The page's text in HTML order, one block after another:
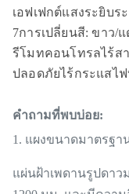
เอฟเฟกต์แสงระยิบร
7การเปลี่ยนสี: ขาว/แ
รีโมทคอนโทรลไร้ส
ปลอดภัยไร้กระแสไ
คำถามที่พบบ่อย:
1. แผงขนาดมาตรฐ
แผ่นฝ้าเพดานรูปดาว